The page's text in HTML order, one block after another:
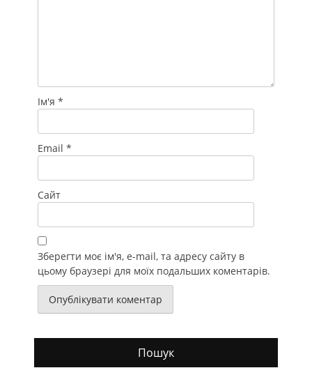
Ім'я *
Email *
Сайт
Зберегти моє ім'я, e-mail, та адресу сайту в
цьому браузері для моїх подальших коментарів.
Пошук